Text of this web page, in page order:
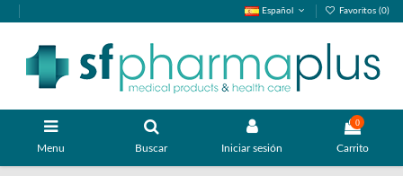
Español Favoritos (0)
Menu Buscar Iniciar sesión
0
Carrito